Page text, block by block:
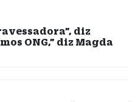
diz
ONG,” diz Magda